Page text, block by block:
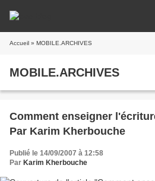
Accueil » MOBILE.ARCHIVES
MOBILE.ARCHIVES
Comment enseigner
Par Karim Kherbouche
Publié le 14/09/2007 à 12:58
Par Karim Kherbouche